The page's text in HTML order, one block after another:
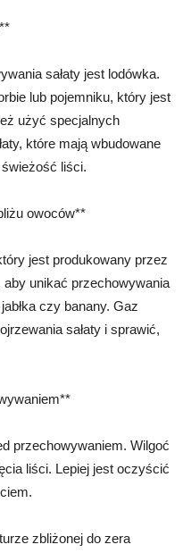
sałaty jest lodówka.
lub pojemniku, który jest
użyć specjalnych
które mają wbudowane
liści.
owoców**
jest produkowany przez
aby unikać przechowywania
czy banany. Gaz
sałaty i sprawić,
przechowywaniem. Wilgoć
liści. Lepiej jest oczyścić
zbliżonej do zera